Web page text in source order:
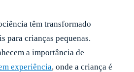
têm transformado
para crianças pequenas.
a importância de
experiência, onde a criança é